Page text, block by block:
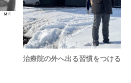
治療院の外へ出る習慣をつける